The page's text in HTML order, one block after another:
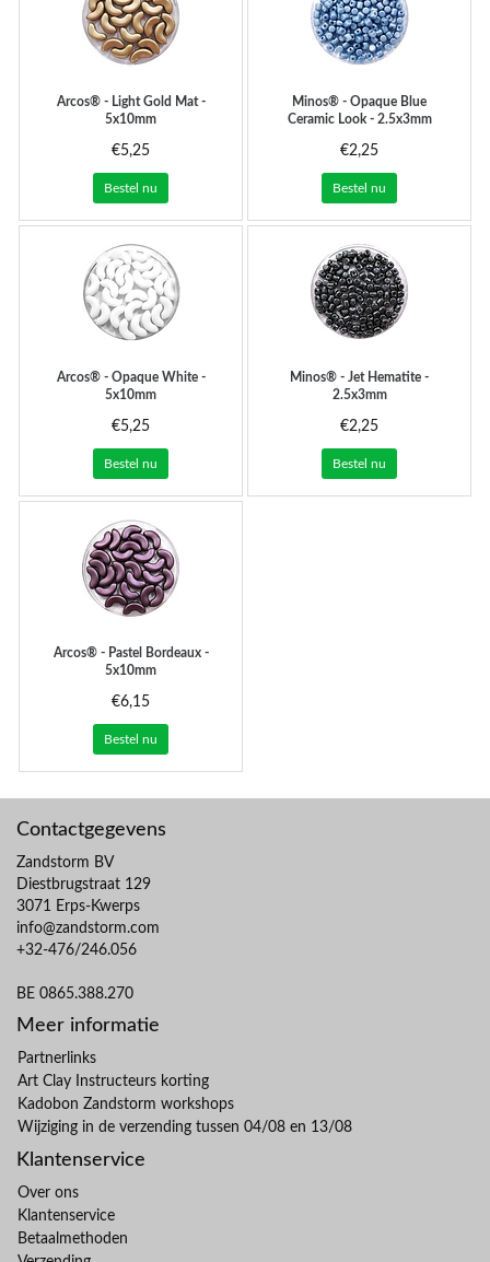
Arcos® - Light Gold Mat -
5x10mm
€5,25
Bestel nu
Minos® - Opaque Blue
Ceramic Look - 2.5x3mm
€2,25
Bestel nu
Arcos® - Opaque White -
5x10mm
€5,25
Bestel nu
Minos® - Jet Hematite -
2.5x3mm
€2,25
Bestel nu
Arcos® - Pastel Bordeaux -
5x10mm
€6,15
Bestel nu
Contactgegevens
Zandstorm BV
Diestbrugstraat 129
3071 Erps-Kwerps
info@zandstorm.com
+32-476/246.056
BE 0865.388.270
Meer informatie
Partnerlinks
Art Clay Instructeurs korting
Kadobon Zandstorm workshops
Wijziging in de verzending tussen 04/08 en 13/08
Klantenservice
Over ons
Klantenservice
Betaalmethoden